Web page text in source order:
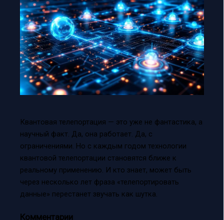
Квантовая телепортация — это уже не фантастика, а
научный факт. Да, она работает. Да, с
ограничениями. Но с каждым годом технологии
квантовой телепортации становятся ближе к
реальному применению. И кто знает, может быть
через несколько лет фраза «телепортировать
данные» перестанет звучать как шутка.
Комментарии